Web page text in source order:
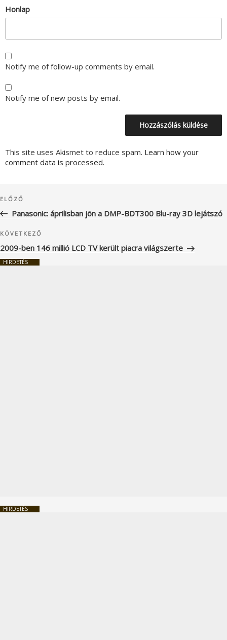
Honlap
Notify me of follow-up comments by email.
Notify me of new posts by email.
This site uses Akismet to reduce spam. Learn how your
comment data is processed.
navigáció
Korábbi
bejegyzés
ELŐZŐ
Panasonic: áprilisban jön a DMP-BDT300 Blu-ray 3D lejátszó
Következő
bejegyzés
KÖVETKEZŐ
2009-ben 146 millió LCD TV került piacra világszerte
HIRDETÉS
HIRDETÉS